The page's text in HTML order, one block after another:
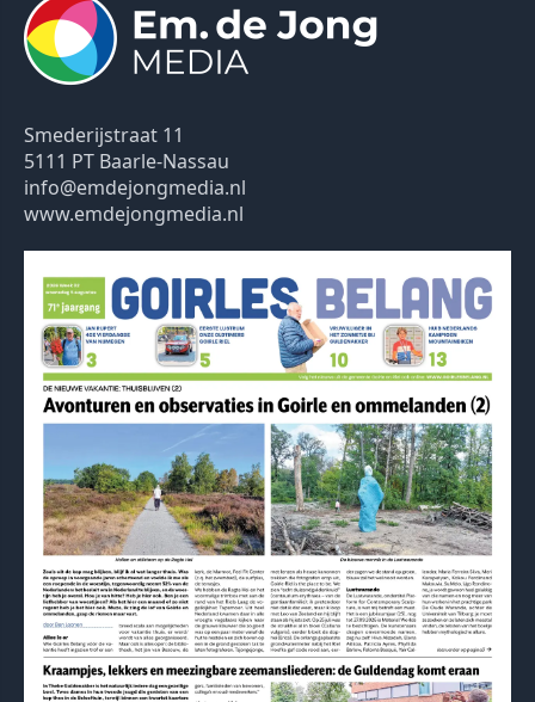
Smederijstraat 11
5111 PT Baarle-Nassau
info@emdejongmedia.nl
www.emdejongmedia.nl